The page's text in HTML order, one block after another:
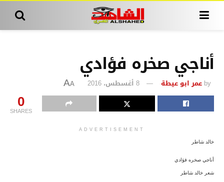
أناجي صخره فؤادي
by عمر ابو عيطة 8 أغسطس، 2016 A
A
0
SHARES
ADVERTISEMENT
خالد شاطر
أناجي صخره فؤادي
شعر خالد شاطر